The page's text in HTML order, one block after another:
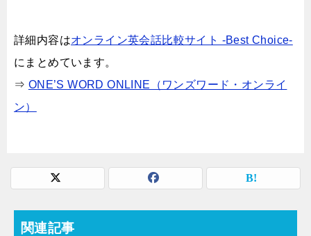
詳細内容はオンライン英会話比較サイト -Best Choice-
にまとめています。
⇒ ONE’S WORD ONLINE（ワンズワード・オンライ
ン）
関連記事